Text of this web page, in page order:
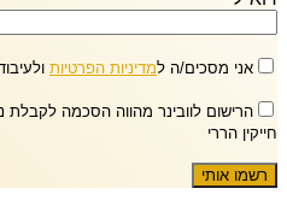
אני מסכים/ה למדיניות הפרטיות
הרישום לוובינר מהווה הסכמה לקבלת
חייקין הררי